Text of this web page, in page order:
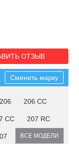
ОТЗЫВ
Сменить марку
206 206 CC
CC 207 RC
ВСЕ МОДЕЛИ